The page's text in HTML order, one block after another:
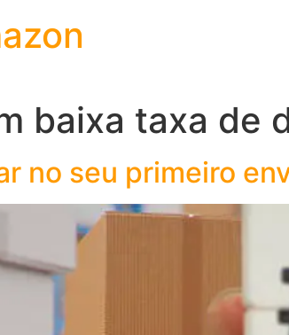
baixa taxa de
no seu primeiro